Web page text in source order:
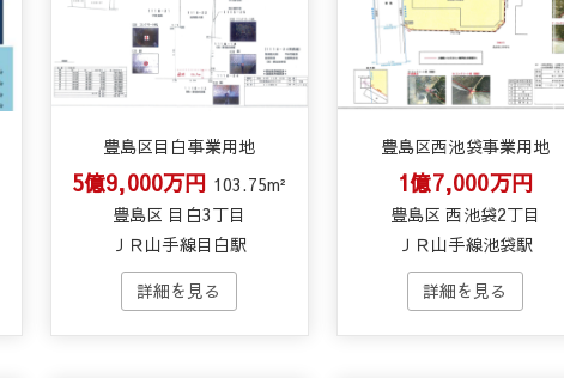
豊島区目白事業用地
5億9,000万円 103.75m²
豊島区 目白3丁目
ＪＲ山手線目白駅
豊島区西池袋事業用地
1億7,000万円
豊島区 西池袋2丁目
ＪＲ山手線池袋駅